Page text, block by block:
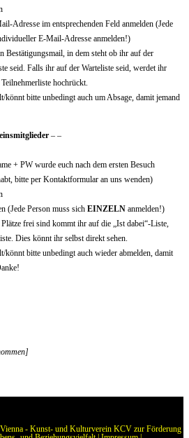
Adresse im entsprechenden Feld anmelden (Jede
E-Mail-Adresse anmelden!)
Bestätigungsmail, in dem steht ob ihr auf der
seid. Falls ihr auf der Warteliste seid, werdet ihr
hochrückt.
bitte unbedingt auch um Absage, damit jemand
– –
+ PW wurde euch nach dem ersten Besuch
bitte per Kontaktformular an uns wenden)
(Jede Person muss sich EINZELN anmelden!)
frei sind kommt ihr auf die „Ist dabei“-Liste,
Dies könnt ihr selbst direkt sehen.
bitte unbedingt auch wieder abmelden, damit
- Kunst- und Kulturverein KCV zur Förderung